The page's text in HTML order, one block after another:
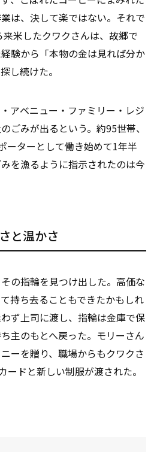
は、決して楽ではない。それで
米したクワクさんは、故郷で
験から「本物の金は見れば分か
し続けた。
アベニュー・ファミリー・レジ
ごみが出るという。約95世帯、
ーターとして働き始めて1年半
を漁るように指示されたのは今
と温かさ
の指輪を見つけ出した。高価な
持ち去ることもできたかもしれ
ず上司に渡し、指輪は金庫で保
主のもとへ戻った。モリーさん
ーを贈り、職場からもクワクさ
ードと新しい制服が渡された。